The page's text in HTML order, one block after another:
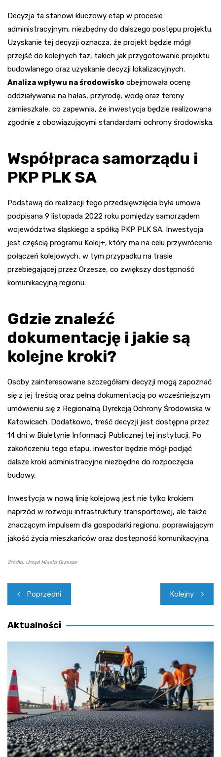
Decyzja ta stanowi kluczowy etap w procesie
administracyjnym, niezbędny do dalszego postępu projektu.
Uzyskanie tej decyzji oznacza, że projekt będzie mógł
przejść do kolejnych faz, takich jak przygotowanie projektu
budowlanego oraz uzyskanie decyzji lokalizacyjnych.
Analiza wpływu na środowisko obejmowała ocenę
oddziaływania na hałas, przyrodę, wodę oraz tereny
zamieszkałe, co zapewnia, że inwestycja będzie realizowana
zgodnie z obowiązującymi standardami ochrony środowiska.
Współpraca samorządu i
PKP PLK SA
Podstawą do realizacji tego przedsięwzięcia była umowa
podpisana 9 listopada 2022 roku pomiędzy samorządem
województwa śląskiego a spółką PKP PLK SA. Inwestycja
jest częścią programu Kolej+, który ma na celu przywrócenie
połączeń kolejowych, w tym przypadku na trasie
przebiegającej przez Orzesze, co zwiększy dostępność
komunikacyjną regionu.
Gdzie znaleźć
dokumentację i jakie są
kolejne kroki?
Osoby zainteresowane szczegółami decyzji mogą zapoznać
się z jej treścią oraz pełną dokumentacją po wcześniejszym
umówieniu się z Regionalną Dyrekcją Ochrony Środowiska w
Katowicach. Dodatkowo, treść decyzji jest dostępna przez
14 dni w Biuletynie Informacji Publicznej tej instytucji. Po
zakończeniu tego etapu, inwestor będzie mógł podjąć
dalsze kroki administracyjne niezbędne do rozpoczęcia
budowy.
Inwestycja w nową linię kolejową jest nie tylko krokiem
naprzód w rozwoju infrastruktury transportowej, ale także
znaczącym impulsem dla gospodarki regionu, poprawiającym
jakość życia mieszkańców oraz dostępność komunikacyjną.
Źródło: Urząd Miasta Orzesze
Nawigacja
wpisu
Poprzedni Kolejny
Aktualności